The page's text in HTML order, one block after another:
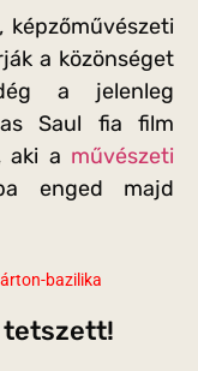
képzőművészeti
a közönséget
a jelenleg
Saul fia film
aki a művészeti
enged majd
bazilika
tetszett!